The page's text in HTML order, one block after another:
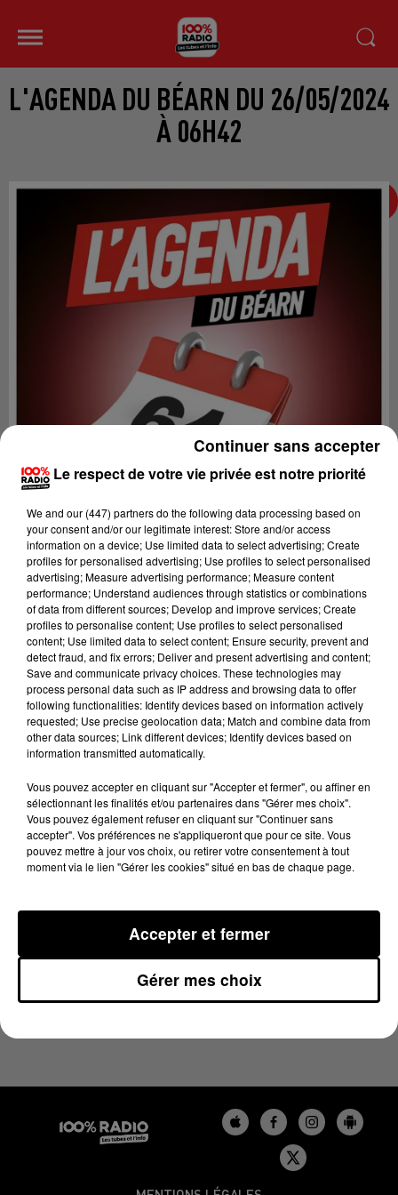
L'AGENDA DU BÉARN DU 26/05/2024
À 06H42
Lecture (1 min 14 sec)
100%
26 mai 2024 - 1 min 14 sec
L'AGENDA DU BÉARN DU 26/05/2024 À 06H42
Le respect de votre vie privée est notre priorité
We and our (447) partnersdo the following data processing based on
your consent and/or our legitimate interest: Store and/or access
information on a device; Use limited data to select advertising; Create
profiles for personalised advertising; Use profiles to select personalised
advertising; Measure advertising performance; Measure content
performance; Understand audiences through statistics or combinations
of data from different sources; Develop and improve services; Create
profiles to personalise content; Use profiles to select personalised
content; Use limited data to select content; Ensure security, prevent and
detect fraud, and fix errors; Deliver and present advertising and content;
Save and communicate privacy choices. These technologies may
process personal data such as IP address and browsing data to offer
following functionalities: Identify devices based on information actively
requested; Use precise geolocation data; Match and combine data from
other data sources; Link different devices; Identify devices based on
information transmitted automatically.
Vous pouvez accepter en cliquant sur "Accepter et fermer", ou affiner en
sélectionnant les finalités et/ou partenaires dans "Gérer mes choix".
Vous pouvez également refuser en cliquant sur "Continuer sans
accepter". Vos préférences ne s'appliqueront que pour ce site. Vous
pouvez mettre à jour vos choix, ou retirer votre consentement à tout
moment via le lien "Gérer les cookies" situé en bas de chaque page.
Gérer mes choix
Accepter et fermer
Continuer sans accepter